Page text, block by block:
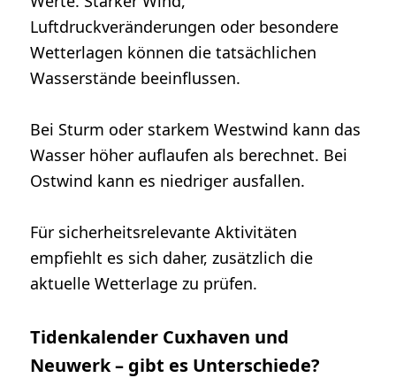
Luftdruckveränderungen oder besondere
Wetterlagen können die tatsächlichen
Wasserstände beeinflussen.
Bei Sturm oder starkem Westwind kann das
Wasser höher auflaufen als berechnet. Bei
Ostwind kann es niedriger ausfallen.
Für sicherheitsrelevante Aktivitäten
empfiehlt es sich daher, zusätzlich die
aktuelle Wetterlage zu prüfen.
Tidenkalender Cuxhaven und
Neuwerk – gibt es Unterschiede?